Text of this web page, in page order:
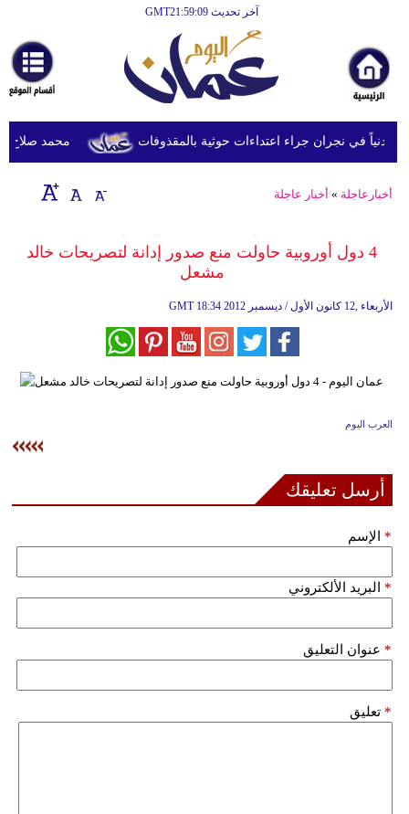
آخر تحديث GMT21:59:09
أخبارعاجلة
رياضة
ثقافة
إقتصاد
وموسيقى
سياحة
تعليم
علوم
وتكنولوجيا
بيئة
محمد صلاح يصل
أخبارعاجلة » أخبار عاجلة
4 دول أوروبية حاولت منع صدور إدانة لتصريحات خالد
مشعل
GMT 18:34 2012 الأربعاء ,12 كانون الأول / ديسمبر
العرب اليوم
أرسل تعليقك
الإسم *
البريد الألكتروني *
عنوان التعليق *
تعليق *